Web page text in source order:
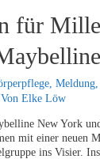
für
,Meldung
Elke Löw
New York
mit einer neuen
ins Visier.